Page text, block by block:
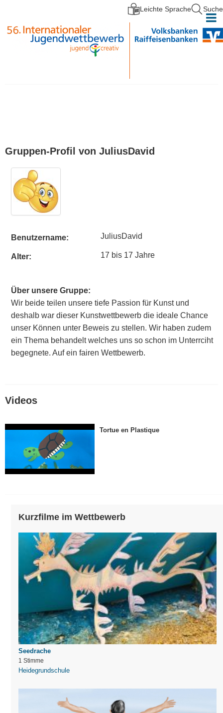
Leichte Sprache Suche
Gruppen-Profil von JuliusDavid
Benutzername: JuliusDavid
Alter: 17 bis 17 Jahre
Über unsere Gruppe:
Wir beide teilen unsere tiefe Passion für Kunst und
deshalb war dieser Kunstwettbewerb die ideale Chance
unser Können unter Beweis zu stellen. Wir haben zudem
ein Thema behandelt welches uns so schon im Unterrciht
begegnete. Auf ein fairen Wettbewerb.
Videos
Tortue en Plastique
Kurzfilme im Wettbewerb
Seedrache
1 Stimme
Heidegrundschule